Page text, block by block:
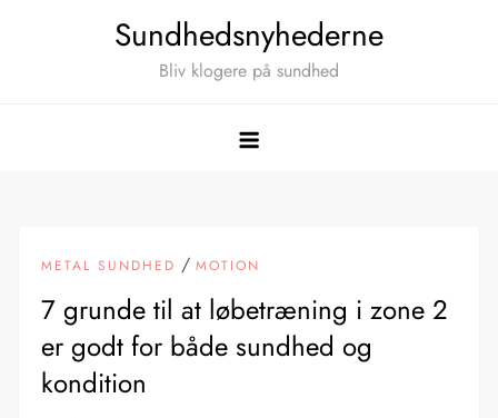
Sundhedsnyhederne
Bliv klogere på sundhed
METAL SUNDHED /MOTION
7 grunde til at løbetræning i zone 2
er godt for både sundhed og
kondition